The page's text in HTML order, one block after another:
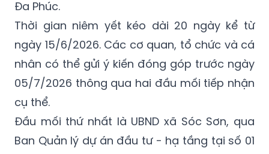
của xã, đồng thời được dán niêm yết, trưng
bày tại trụ sở UBND xã Sóc Sơn và UBND xã
Đa Phúc.
Thời gian niêm yết kéo dài 20 ngày kể từ
ngày 15/6/2026. Các cơ quan, tổ chức và cá
nhân có thể gửi ý kiến đóng góp trước ngày
05/7/2026 thông qua hai đầu mối tiếp nhận
cụ thể.